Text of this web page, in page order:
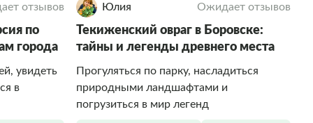
отзывов
по
города
увидеть
в
Юлия Ожидает отзывов
Текиженский овраг в Боровске:
тайны и легенды древнего места
Прогуляться по парку, насладиться
природными ландшафтами и
погрузиться в мир легенд